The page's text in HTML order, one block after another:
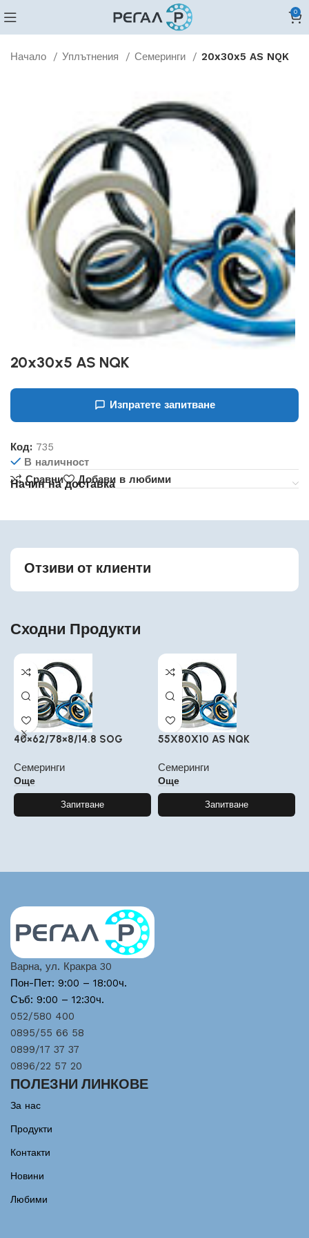
0
Начало Уплътнения Семеринги 20x30x5 AS NQK
20x30x5 AS NQK
Изпратете запитване
Код: 735
В наличност
Сравни
Добави в любими
Начин на доставка
Отзиви от клиенти
Сходни Продукти
40×62/78×8/14.8 SOG
Семеринги
Още
Запитване
55X80X10 AS NQK
Семеринги
Още
Запитване
Варна, ул. Кракра 30
Пон-Пет: 9:00 – 18:00ч.
Съб: 9:00 – 12:30ч.
052/580 400
0895/55 66 58
0899/17 37 37
0896/22 57 20
ПОЛЕЗНИ ЛИНКОВЕ
За нас
Продукти
Контакти
Новини
Любими